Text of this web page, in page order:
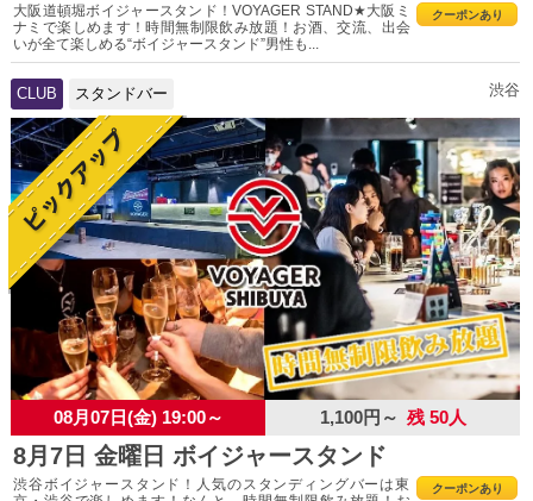
クーポンあり
大阪道頓堀ボイジャースタンド！VOYAGER STAND★大阪ミ
ナミで楽しめます！時間無制限飲み放題！お酒、交流、出会
いが全て楽しめる“ボイジャースタンド”男性も...
CLUB スタンドバー 渋谷
08月07日(金) 19:00～ 1,100円～ 残 50人
8月7日 金曜日 ボイジャースタンド
クーポンあり
渋谷ボイジャースタンド！人気のスタンディングバーは東